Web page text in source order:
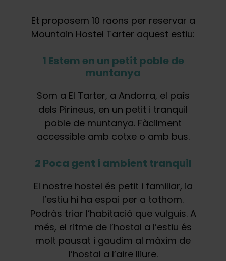
Et proposem 10 raons per reservar a
Mountain Hostel Tarter aquest estiu:
1 Estem en un petit poble de
muntanya
Som a El Tarter, a Andorra, el país
dels Pirineus, en un petit i tranquil
poble de muntanya. Fàcilment
accessible amb cotxe o amb bus.
2 Poca gent i ambient tranquil
El nostre hostel és petit i familiar, ia
l’estiu hi ha espai per a tothom.
Podràs triar l’habitació que vulguis. A
més, el ritme de l’hostal a l’estiu és
molt pausat i gaudim al màxim de
l’hostal a l’aire lliure.